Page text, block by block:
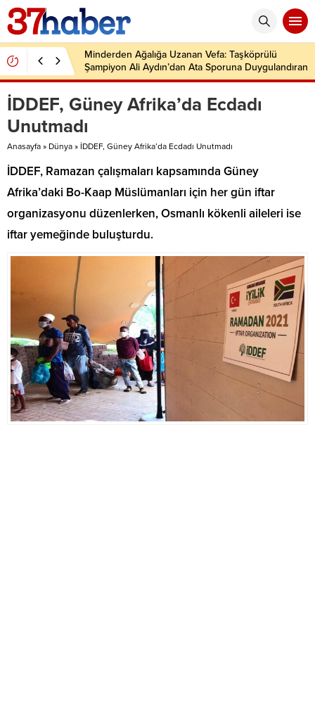
Minderden Ağalığa Uzanan Vefa: Taşköprülü
Şampiyon Ali Aydın’dan Ata Sporuna Duygulandıran
Dönüş
İDDEF, Güney Afrika’da Ecdadı
Unutmadı
Anasayfa » Dünya » İDDEF, Güney Afrika’da Ecdadı Unutmadı
İDDEF, Ramazan çalışmaları kapsamında Güney
Afrika’daki Bo-Kaap Müslümanları için her gün iftar
organizasyonu düzenlerken, Osmanlı kökenli aileleri ise
iftar yemeğinde buluşturdu.